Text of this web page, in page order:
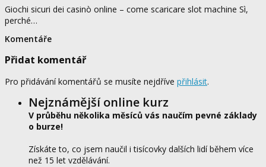
Giochi sicuri dei casinò online – come scaricare slot machine Sì,
perché…
Komentáře
Přidat komentář
Pro přidávání komentářů se musíte nejdříve přihlásit.
Nejznámější online kurz
V průběhu několika měsíců vás naučím pevné základy
o burze!
Získáte to, co jsem naučil i tisícovky dalších lidí během více
než 15 let vzdělávání.